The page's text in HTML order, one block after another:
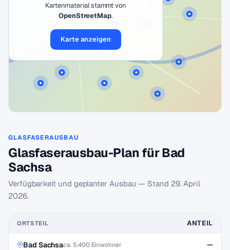
Kartenmaterial stammt von
OpenStreetMap.
Karte anzeigen
GLASFASERAUSBAU
Glasfaserausbau-Plan für Bad
Sachsa
Verfügbarkeit und geplanter Ausbau — Stand 29. April
2026.
ORTSTEIL ANTEIL
Bad Sachsaca. 5.400 Einwohner —